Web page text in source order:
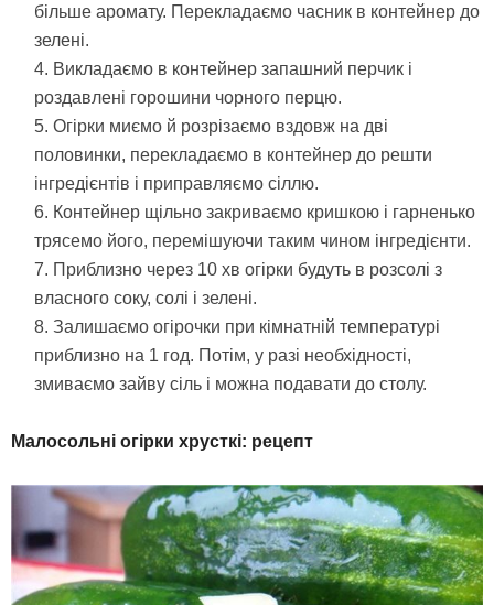
більше аромату. Перекладаємо часник в контейнер до
зелені.
Викладаємо в контейнер запашний перчик і
роздавлені горошини чорного перцю.
Огірки миємо й розрізаємо вздовж на дві
половинки, перекладаємо в контейнер до решти
інгредієнтів і приправляємо сіллю.
Контейнер щільно закриваємо кришкою і гарненько
трясемо його, перемішуючи таким чином інгредієнти.
Приблизно через 10 хв огірки будуть в розсолі з
власного соку, солі і зелені.
Залишаємо огірочки при кімнатній температурі
приблизно на 1 год. Потім, у разі необхідності,
змиваємо зайву сіль і можна подавати до столу.
Малосольні огірки хрусткі: рецепт